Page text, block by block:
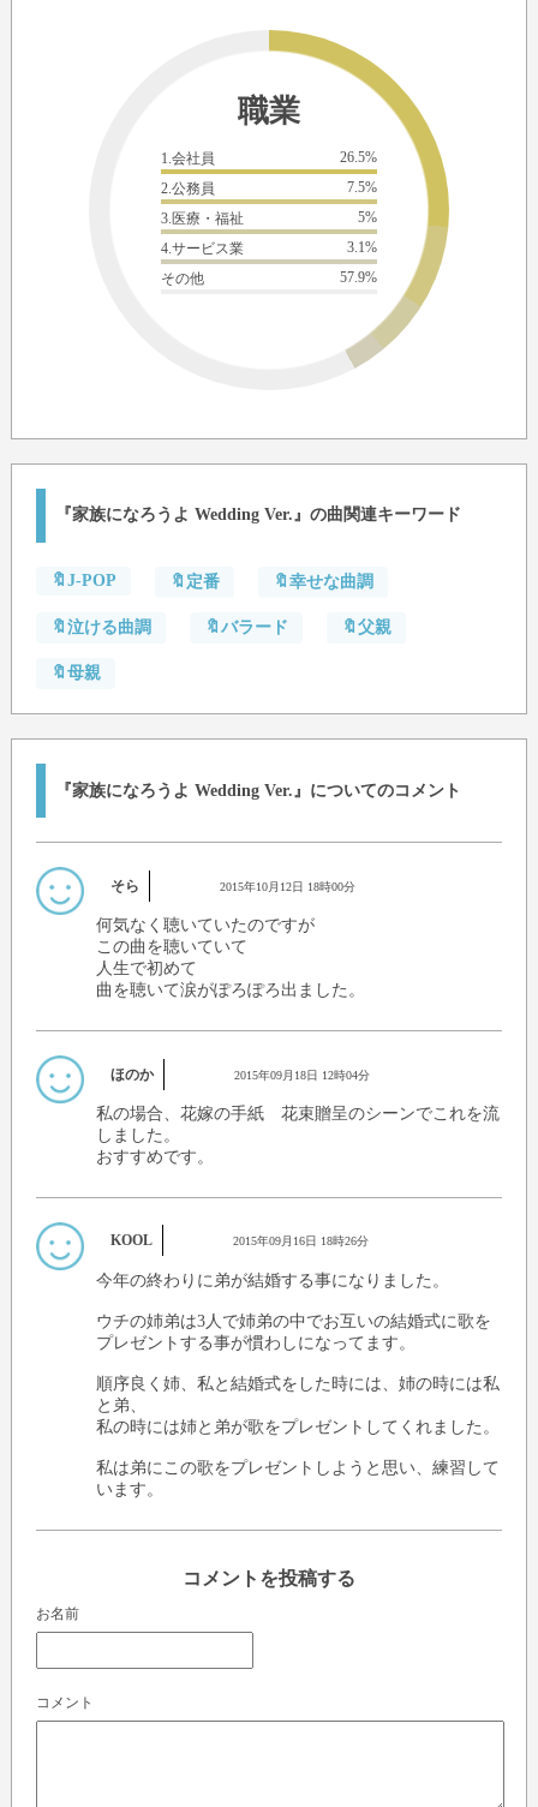
職業
1.会社員
26.5%
2.公務員
7.5%
3.医療・福祉
5%
4.サービス業
3.1%
その他
57.9%
『家族になろうよ Wedding Ver.』の曲関連キーワード
🔖J-POP 🔖定番 🔖幸せな曲調
🔖泣ける曲調 🔖バラード 🔖父親
🔖母親
『家族になろうよ Wedding Ver.』についてのコメント
そら 2015年10月12日 18時00分
何気なく聴いていたのですが
この曲を聴いていて
人生で初めて
曲を聴いて涙がぽろぽろ出ました。
ほのか 2015年09月18日 12時04分
私の場合、花嫁の手紙 花束贈呈のシーンでこれを流
しました。
おすすめです。
KOOL 2015年09月16日 18時26分
今年の終わりに弟が結婚する事になりました。
ウチの姉弟は3人で姉弟の中でお互いの結婚式に歌を
プレゼントする事が慣わしになってます。
順序良く姉、私と結婚式をした時には、姉の時には私
と弟、
私の時には姉と弟が歌をプレゼントしてくれました。
私は弟にこの歌をプレゼントしようと思い、練習して
います。
コメントを投稿する
お名前
コメント